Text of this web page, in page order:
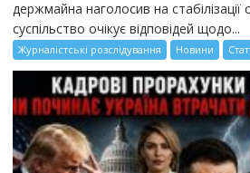
держмайна наголосив на стабілізації
суспільство очікує відповідей щодо...
Журналістські розслідування Новини